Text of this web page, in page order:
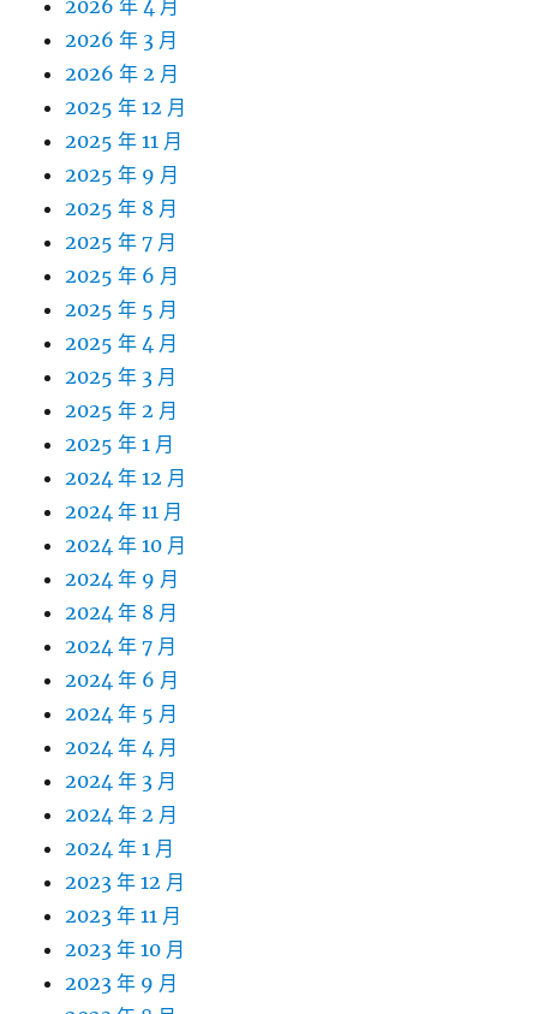
2026 年 4 月
2026 年 3 月
2026 年 2 月
2025 年 12 月
2025 年 11 月
2025 年 9 月
2025 年 8 月
2025 年 7 月
2025 年 6 月
2025 年 5 月
2025 年 4 月
2025 年 3 月
2025 年 2 月
2025 年 1 月
2024 年 12 月
2024 年 11 月
2024 年 10 月
2024 年 9 月
2024 年 8 月
2024 年 7 月
2024 年 6 月
2024 年 5 月
2024 年 4 月
2024 年 3 月
2024 年 2 月
2024 年 1 月
2023 年 12 月
2023 年 11 月
2023 年 10 月
2023 年 9 月